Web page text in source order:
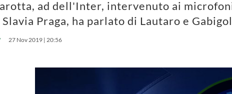
ad dell'Inter, intervenuto ai
Praga, ha parlato di Lautaro e Gabigol
27 Nov 2019 | 20:56